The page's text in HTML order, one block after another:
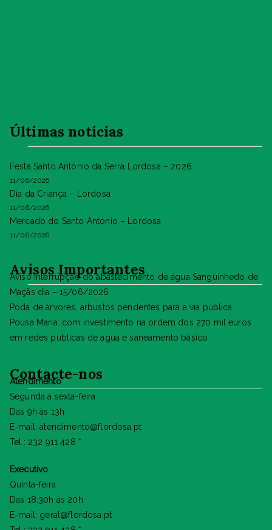
Últimas notícias
Festa Santo António da Serra Lordosa – 2026
11/06/2026
Dia da Criança – Lordosa
11/06/2026
Mercado do Santo António – Lordosa
11/06/2026
Avisos Importantes
Aviso Interrupção do abastecimento de água Sanguinhedo de
Maçãs dia – 15/06/2026
Poda de árvores, arbustos pendentes para a via pública
Pousa Maria: com investimento na ordem dos 270 mil euros
em redes publicas de agua e saneamento básico
Contacte-nos
Atendimento
Segunda a sexta-feira
Das 9h às 13h
E-mail: atendimento@flordosa.pt
Tel.: 232 911 428 *
Executivo
Quinta-feira
Das 18:30h às 20h
E-mail: geral@flordosa.pt